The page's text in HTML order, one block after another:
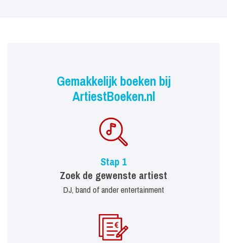
Gemakkelijk boeken bij
ArtiestBoeken.nl
Stap 1
Zoek de gewenste artiest
DJ, band of ander entertainment